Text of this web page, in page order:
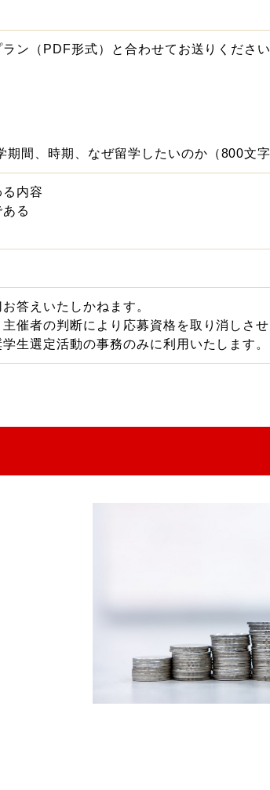
ン（PDF形式）と合わせてお送りください
間、時期、なぜ留学したいのか（800文字
内容
る
答えいたしかねます。
催者の判断により応募資格を取り消しさ
生選定活動の事務のみに利用いたします。